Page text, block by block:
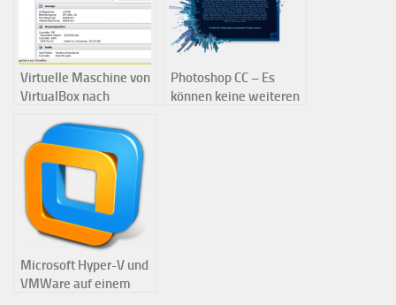
Virtuelle Maschine von
VirtualBox nach
Photoshop CC – Es
können keine weiteren
Microsoft Hyper-V und
VMWare auf einem